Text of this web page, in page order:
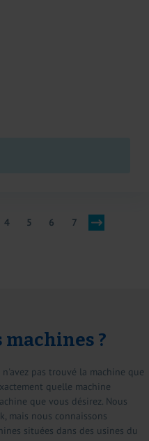
4 5 6 7
machines ?
pas trouvé la machine que
quelle machine
que vous désirez. Nous
mais nous connaissons
situées dans des usines du